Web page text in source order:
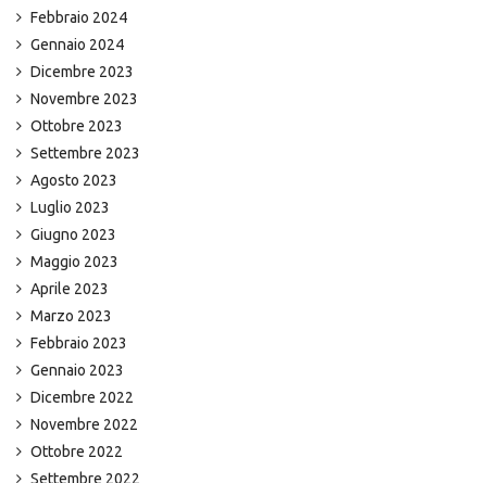
Febbraio 2024
Gennaio 2024
Dicembre 2023
Novembre 2023
Ottobre 2023
Settembre 2023
Agosto 2023
Luglio 2023
Giugno 2023
Maggio 2023
Aprile 2023
Marzo 2023
Febbraio 2023
Gennaio 2023
Dicembre 2022
Novembre 2022
Ottobre 2022
Settembre 2022